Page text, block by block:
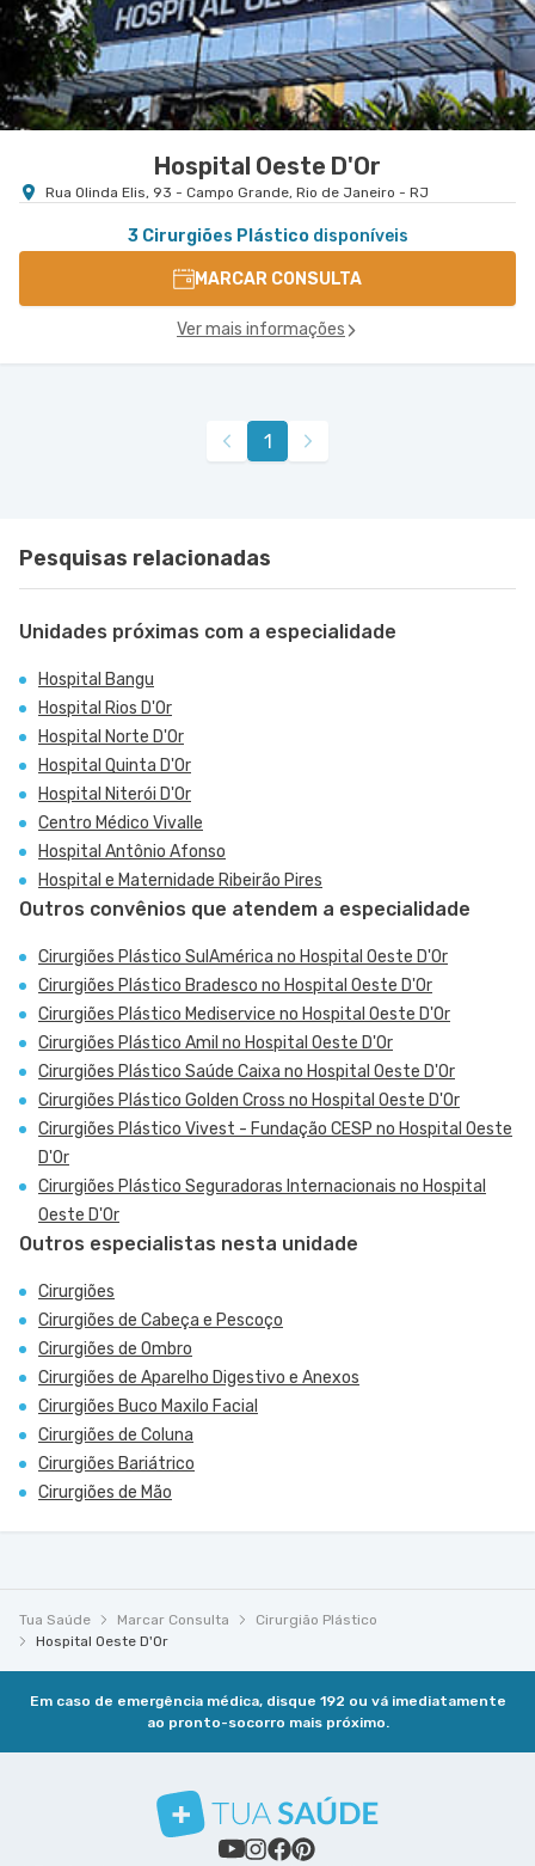
Hospital Oeste D'Or
Rua Olinda Elis, 93 - Campo Grande, Rio de Janeiro - RJ
3 Cirurgiões Plásticodisponíveis
MARCAR CONSULTA
Ver mais informações
1
Pesquisas relacionadas
Unidades próximas com a especialidade
Hospital Bangu
Hospital Rios D'Or
Hospital Norte D'Or
Hospital Quinta D'Or
Hospital Niterói D'Or
Centro Médico Vivalle
Hospital Antônio Afonso
Hospital e Maternidade Ribeirão Pires
Outros convênios que atendem a especialidade
Cirurgiões Plástico SulAmérica no Hospital Oeste D'Or
Cirurgiões Plástico Bradesco no Hospital Oeste D'Or
Cirurgiões Plástico Mediservice no Hospital Oeste D'Or
Cirurgiões Plástico Amil no Hospital Oeste D'Or
Cirurgiões Plástico Saúde Caixa no Hospital Oeste D'Or
Cirurgiões Plástico Golden Cross no Hospital Oeste D'Or
Cirurgiões Plástico Vivest - Fundação CESP no Hospital Oeste
D'Or
Cirurgiões Plástico Seguradoras Internacionais no Hospital
Oeste D'Or
Outros especialistas nesta unidade
Cirurgiões
Cirurgiões de Cabeça e Pescoço
Cirurgiões de Ombro
Cirurgiões de Aparelho Digestivo e Anexos
Cirurgiões Buco Maxilo Facial
Cirurgiões de Coluna
Cirurgiões Bariátrico
Cirurgiões de Mão
Tua Saúde Marcar Consulta
Cirurgião Plástico
Hospital Oeste D'Or
Em caso de emergência médica, disque 192 ou vá imediatamente
ao pronto-socorro mais próximo.